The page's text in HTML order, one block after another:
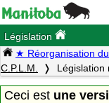
Législation
★ Réorganisation
C.P.L.M.
Législation
Ceci est une